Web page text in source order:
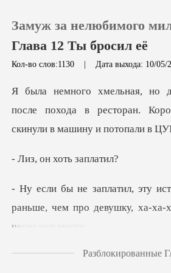
История чтения
Замуж за нелюбимого
Глава 12 Ты бросил её
Кол-во слов:1130 | Дата выхода: 10/05/
после похода в ресторан.
н хоть з
раньше, чем про девушку, ха
о ск Разблокированные